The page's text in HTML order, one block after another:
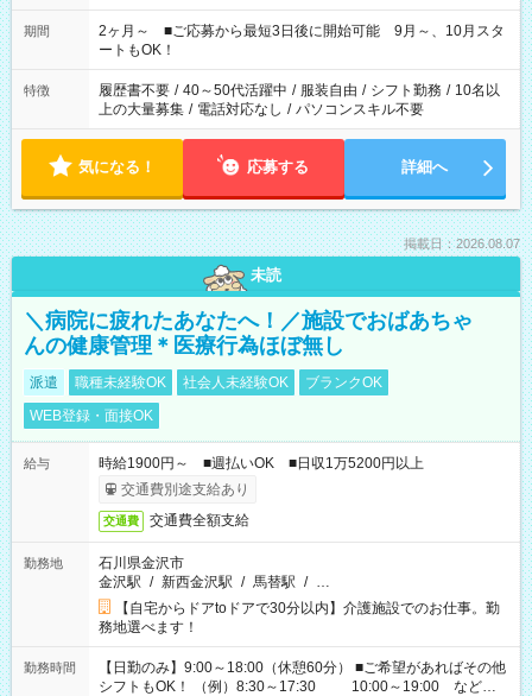
「家族とお休みを合わせたい」 「余裕を持って夕飯の準備がし
たい」 「できれば残業はしたくない」 など、ご希望があれば教
えてくださいね。 ※Wワーク希望の方へ 今ご覧のお仕事で希望
する勤務時間と、もう1つのお仕事の勤務時間。 合計で週40時
間を超える場合は応募できません
期間
2ヶ月～ ■ご応募から最短3日後に開始可能 9月～、10月スタ
ートもOK！
特徴 履歴書不要 / 40～50代活躍中 / 服装自由 / シフト勤務 / 10名以
上の大量募集 / 電話対応なし / パソコンスキル不要
気になる！ 応募する 詳細へ
掲載日：2026.08.07
未読
＼病院に疲れたあなたへ！／施設でおばあちゃ
んの健康管理＊医療行為ほぼ無し
派遣 職種未経験OK 社会人未経験OK
ブランクOK
WEB登録・面接OK
給与
時給1900円～ ■週払いOK ■日収1万5200円以上
交通費別途支給あり
交通費 交通費全額支給
勤務地
石川県金沢市
金沢駅 / 新西金沢駅 / 馬替駅 / …
【自宅からドアtoドアで30分以内】介護施設でのお仕事。勤
務地選べます！
勤務時間
【日勤のみ】9:00～18:00（休憩60分） ■ご希望があればその他
シフトもOK！ （例）8:30～17:30 10:00～19:00 など